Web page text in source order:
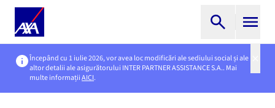
Începând cu 1 iulie 2026, vor avea loc modificări ale sediului social și ale
altor detalii ale asigurătorului INTER PARTNER ASSISTANCE S.A.. Mai
multe informațiiAICI.